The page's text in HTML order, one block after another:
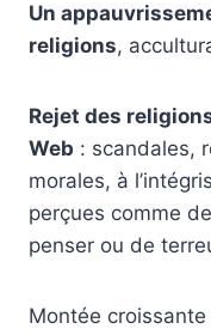
Un
religions,
Rejet des
Web : scandales,
morales, à
perçues comme
penser ou de
Montée